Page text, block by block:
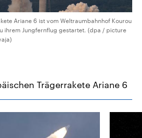
Ariane 6 ist vom Weltraumbahnhof Kourou
ihrem Jungfernflug gestartet. (dpa / picture
Trägerrakete Ariane 6